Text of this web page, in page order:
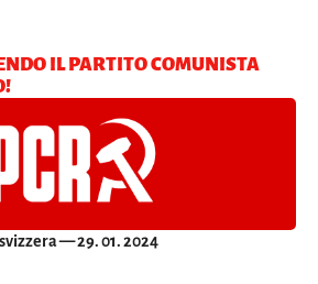
IL PARTITO COMUNISTA
— 29. 01. 2024